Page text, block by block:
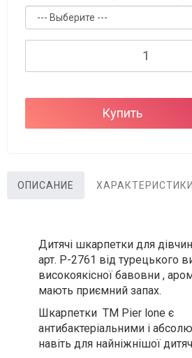
Купить
ОПИСАНИЕ ХАРАКТЕРИСТИКИ
Дитячі шкарпетки для
арт. P-2761 від турецького
високоякісної бавовни ,
мають приємний запах.
Шкарпетки ТМ Pier lone є
антибактеріальними і
навіть для найніжнішої